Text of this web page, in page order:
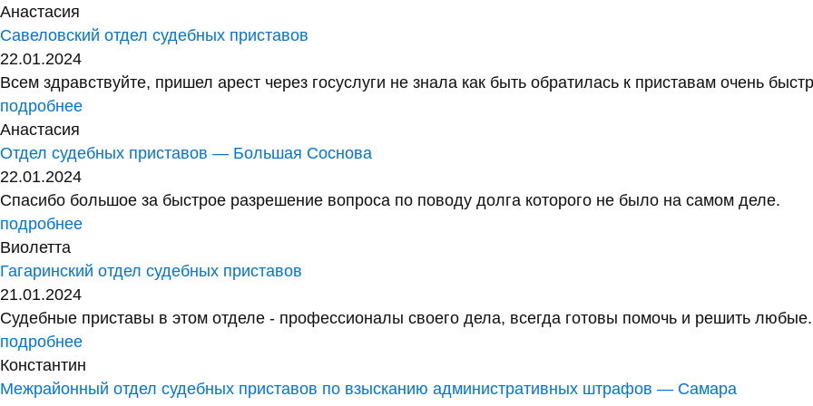
Октябрьское районное отделение судебных приставов
22.01.2024
Быстрое обслуживание и очень удобный сайт. Не только узнал о долгах, но и решил проблемы...
подробнее
Анастасия
Савеловский отдел судебных приставов
22.01.2024
Всем здравствуйте, пришел арест через госуслуги не знала как быть обратилась к приставам очень
подробнее
Анастасия
Отдел судебных приставов — Большая Соснова
22.01.2024
Спасибо большое за быстрое разрешение вопроса по поводу долга которого не было на самом деле.
подробнее
Виолетта
Гагаринский отдел судебных приставов
21.01.2024